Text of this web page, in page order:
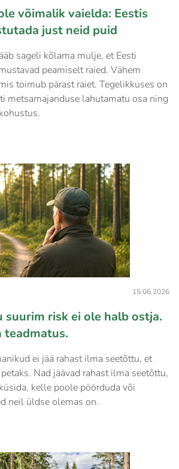
võimalik vaielda: Eestis
just neid puid
sageli kõlama mulje, et Eesti
peamiselt raied. Vähem
toimub pärast raiet. Tegelikkuses on
metsamajanduse lahutamatu osa ning
15.06.2026
suurim risk ei ole halb ostja.
teadmatus.
ei jää rahast ilma seetõttu, et
Nad jäävad rahast ilma seetõttu,
kelle poole pöörduda või
neil üldse olemas on.